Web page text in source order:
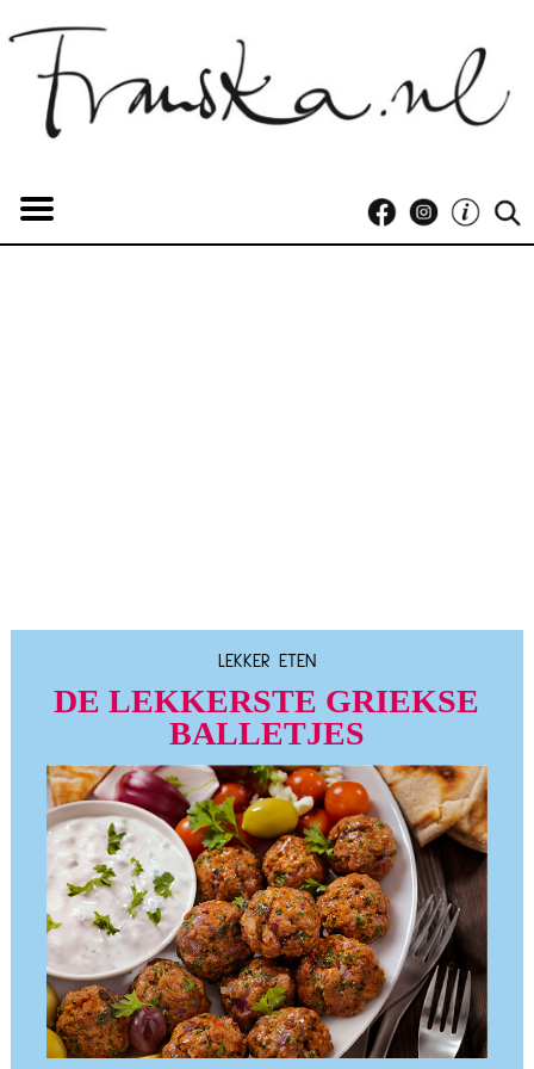
LEKKER ETEN
DE LEKKERSTE GRIEKSE
BALLETJES